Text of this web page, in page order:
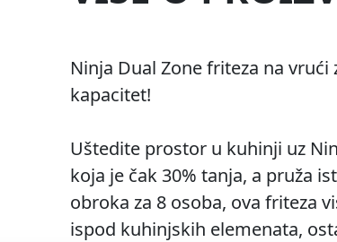
Ninja Dual Zone friteza na vrući
kapacitet!
Uštedite prostor u kuhinji uz
koja je čak 30% tanja, a pruža
obroka za 8 osoba, ova friteza
ispod kuhinjskih elemenata,